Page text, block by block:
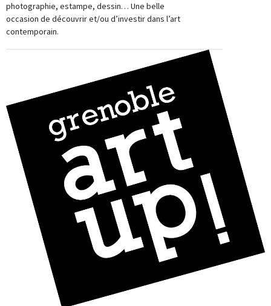
photographie, estampe, dessin… Une belle
occasion de découvrir et/ou d’investir dans l’art
contemporain.